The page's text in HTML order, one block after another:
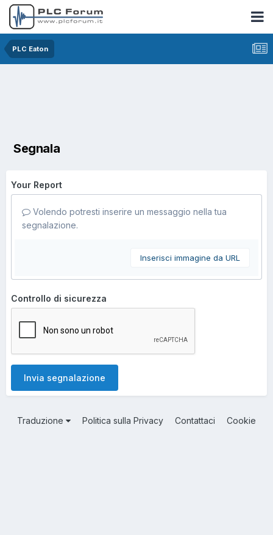
PLC Eaton
Segnala
Your Report
Volendo potresti inserire un messaggio nella tua
segnalazione.
Inserisci immagine da URL
Controllo di sicurezza
Invia segnalazione
Traduzione Politica sulla Privacy Contattaci Cookie